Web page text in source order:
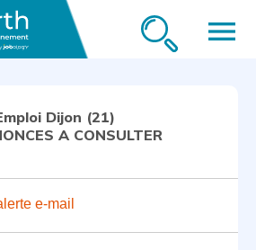
menu
Dijon (21)
A CONSULTER
e-mail